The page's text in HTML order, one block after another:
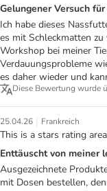
Gelungener Versuch
Ich habe dieses
es mit Schleckmatten
Workshop bei meiner
Verdauungsprobleme
es daher wieder und
Diese Bewertung wurde
25.04.26 | Frankreich
This is a stars rating
Enttäuscht von meiner
Ausgezeichnete
mit Dosen bestellen,